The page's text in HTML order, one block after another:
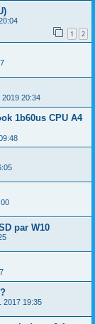
1 2
20:34
1b60us CPU A4
par W10
2017 19:35